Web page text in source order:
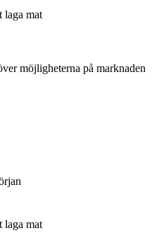
laga mat
möjligheterna på marknaden
laga mat